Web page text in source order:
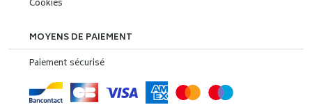
Cookies
MOYENS DE PAIEMENT
Paiement sécurisé